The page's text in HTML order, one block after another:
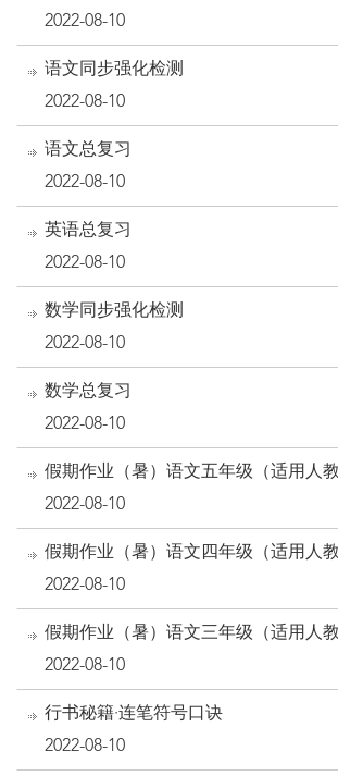
2022-08-10
语文同步强化检测
2022-08-10
语文总复习
2022-08-10
英语总复习
2022-08-10
数学同步强化检测
2022-08-10
数学总复习
2022-08-10
假期作业（暑）语文五年级（适用人
2022-08-10
假期作业（暑）语文四年级（适用人
2022-08-10
假期作业（暑）语文三年级（适用人
2022-08-10
行书秘籍·连笔符号口诀
2022-08-10